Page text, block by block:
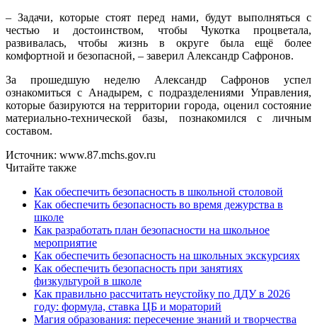
– Задачи, которые стоят перед нами, будут выполняться с
честью и достоинством, чтобы Чукотка процветала,
развивалась, чтобы жизнь в округе была ещё более
комфортной и безопасной, – заверил Александр Сафронов.
За прошедшую неделю Александр Сафронов успел
ознакомиться с Анадырем, с подразделениями Управления,
которые базируются на территории города, оценил состояние
материально-технической базы, познакомился с личным
составом.
Источник: www.87.mchs.gov.ru
Читайте также
Как обеспечить безопасность в школьной столовой
Как обеспечить безопасность во время дежурства в
школе
Как разработать план безопасности на школьное
мероприятие
Как обеспечить безопасность на школьных экскурсиях
Как обеспечить безопасность при занятиях
физкультурой в школе
Как правильно рассчитать неустойку по ДДУ в 2026
году: формула, ставка ЦБ и мораторий
Магия образования: пересечение знаний и творчества